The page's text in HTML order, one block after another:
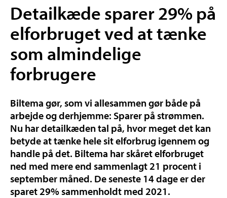
Detailkæde sparer 29% på
elforbruget ved at tænke
som almindelige
forbrugere
Biltema gør, som vi allesammen gør både på
arbejde og derhjemme: Sparer på strømmen.
Nu har detailkæden tal på, hvor meget det kan
betyde at tænke hele sit elforbrug igennem og
handle på det. Biltema har skåret elforbruget
ned med mere end sammenlagt 21 procent i
september måned. De seneste 14 dage er der
sparet 29% sammenholdt med 2021.